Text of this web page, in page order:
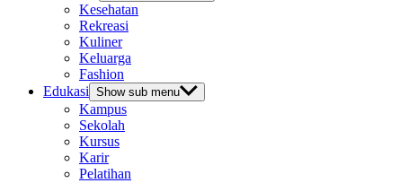
Kesehatan
Rekreasi
Kuliner
Keluarga
Fashion
Edukasi Show sub menu
Kampus
Sekolah
Kursus
Karir
Pelatihan